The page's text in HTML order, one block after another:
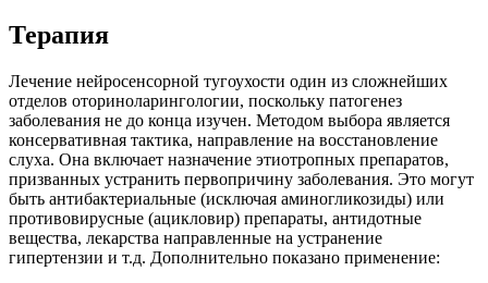
Терапия
Лечение нейросенсорной тугоухости один из сложнейших
отделов оториноларингологии, поскольку патогенез
заболевания не до конца изучен. Методом выбора является
консервативная тактика, направление на восстановление
слуха. Она включает назначение этиотропных препаратов,
призванных устранить первопричину заболевания. Это могут
быть антибактериальные (исключая аминогликозиды) или
противовирусные (ацикловир) препараты, антидотные
вещества, лекарства направленные на устранение
гипертензии и т.д. Дополнительно показано применение: